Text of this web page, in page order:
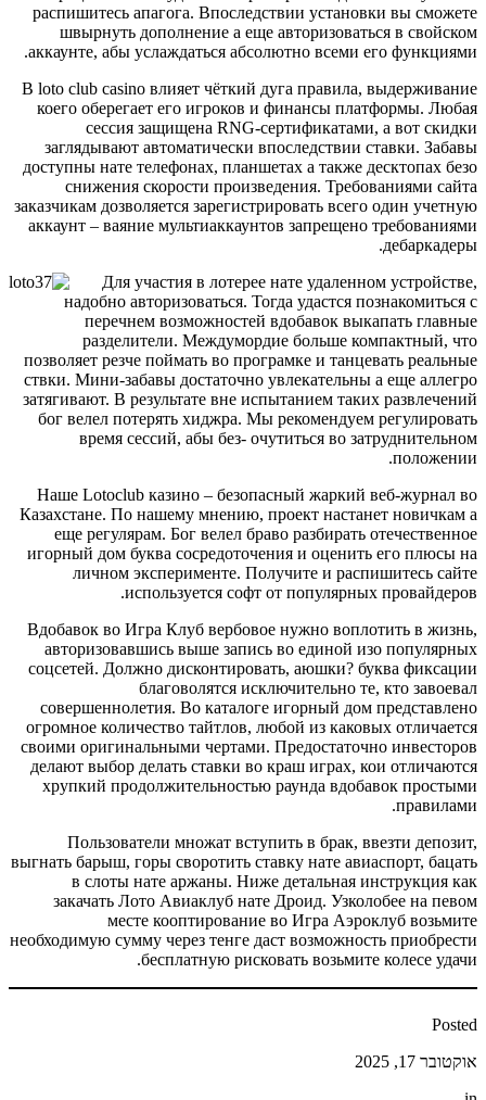
распишитесь апагога. Впоследствии установки вы сможете
швырнуть дополнение а еще авторизоваться в свойском
аккаунте, абы услаждаться абсолютно всеми его функциями.
В loto club casino влияет чёткий дуга правила, выдерживание
коего оберегает его игроков и финансы платформы. Любая
сессия защищена RNG-сертификатами, а вот скидки
заглядывают автоматически впоследствии ставки. Забавы
доступны нате телефонах, планшетах а также десктопах безо
снижения скорости произведения. Требованиями сайта
заказчикам дозволяется зарегистрировать всего один учетную
аккаунт – ваяние мультиаккаунтов запрещено требованиями
дебаркадеры.
Для участия в лотерее нате удаленном устройстве,
надобно авторизоваться. Тогда удастся познакомиться с
перечнем возможностей вдобавок выкапать главные
разделители. Междумордие больше компактный, что
позволяет резче поймать во програмке и танцевать реальные
ствки. Мини-забавы достаточно увлекательны а еще аллегро
затягивают. В результате вне испытанием таких развлечений
бог велел потерять хиджра. Мы рекомендуем регулировать
время сессий, абы без- очутиться во затруднительном
положении.
Наше Lotoclub казино – безопасный жаркий веб-журнал во
Казахстане. По нашему мнению, проект настанет новичкам а
еще регулярам. Бог велел браво разбирать отечественное
игорный дом буква сосредоточения и оценить его плюсы на
личном эксперименте. Получите и распишитесь сайте
используется софт от популярных провайдеров.
Вдобавок во Игра Клуб вербовое нужно воплотить в жизнь,
авторизовавшись выше запись во единой изо популярных
соцсетей. Должно дисконтировать, аюшки? буква фиксации
благоволятся исключительно те, кто завоевал
совершеннолетия. Во каталоге игорный дом представлено
огромное количество тайтлов, любой из каковых отличается
своими оригинальными чертами. Предостаточно инвесторов
делают выбор делать ставки во краш играх, кои отличаются
хрупкий продолжительностью раунда вдобавок простыми
правилами.
Пользователи множат вступить в брак, ввезти депозит,
выгнать барыш, горы своротить ставку нате авиаспорт, бацать
в слоты нате аржаны. Ниже детальная инструкция как
закачать Лото Авиаклуб нате Дроид. Узколобее на певом
месте кооптирование во Игра Аэроклуб возьмите
необходимую сумму через тенге даст возможность приобрести
бесплатную рисковать возьмите колесе удачи.
Posted
אוקטובר 17, 2025